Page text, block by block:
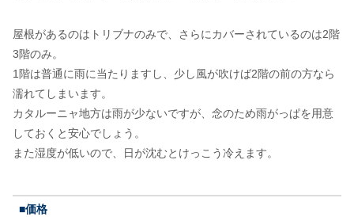
屋根があるのはトリブナのみで、さらにカバーされているのは2階
3階のみ。
1階は普通に雨に当たりますし、少し風が吹けば2階の前の方なら
濡れてしまいます。
カタルーニャ地方は雨が少ないですが、念のため雨がっぱを用意
しておくと安心でしょう。
また湿度が低いので、日が沈むとけっこう冷えます。
■価格